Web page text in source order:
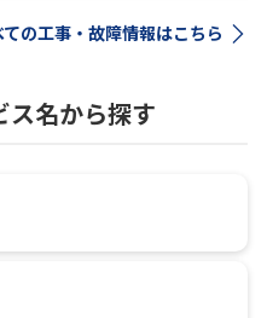
ての工事・故障情報はこちら
ス名から探す